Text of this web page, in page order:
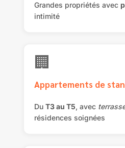
Grandes propriétés avec
intimité
🏢
Appartements de
Du T3 au T5, avec
résidences soignées